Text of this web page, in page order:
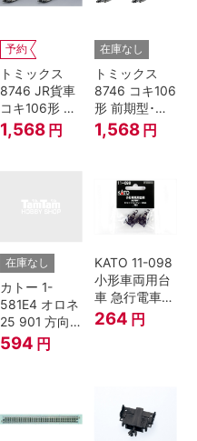
予約
トミックス
8746 JR貨車
コキ106形 前
期型･新塗装･
コンテナな
1,568 円
在庫なし
トミックス
8746 コキ106
形 前期型･新
塗装･コンテ
ナなし･2両セ
1,568 円
在庫なし
カトー 1-
581E4 オロネ
25 901 方向
幕 4両分
594 円
KATO 11-098
小形車両用台
車 急行電車1
Bトレインシ
ョーティー 対
264 円